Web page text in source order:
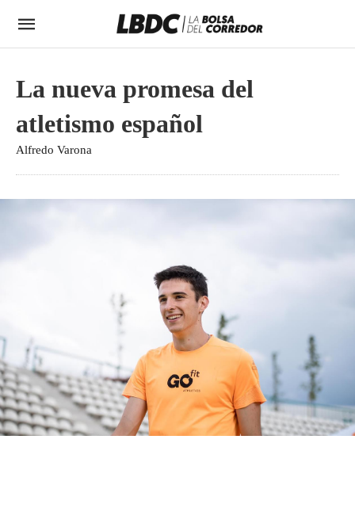
La nueva promesa del
atletismo español
Alfredo Varona